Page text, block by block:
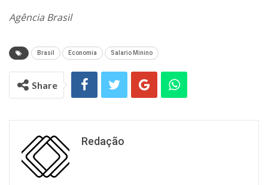
Agência Brasil
Brasil Economia Salario Minino
Share
Redação